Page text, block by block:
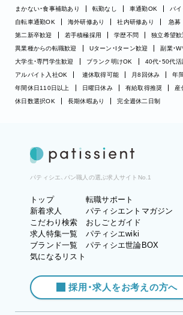
まかない・食事補助あり
転勤なし 車通勤OK
バ
自転車通勤OK
海外研修あり 社内研修あり 急募
第二新卒歓迎
若手積極採用 学歴不問
独立希望歓
異業種からの転職歓迎
Uターン・Iターン歓迎
副業・
大学生・専門学生歓迎
ブランク明けOK
40代・50代活
アルバイト入社OK
連休取得可能 月8回休み
年
年間休日110日以上
日曜日休み 有給取得推奨
産
休日数選択OK
長期休暇あり 完全週休二日制
パティシエ、パン職人の選ぶ求人サイトNo.1
トップ
新着求人
こだわり検索
求人特集一覧
ブランド一覧
気になるリスト
転職サポート
パティシエントマガジン
おしごとガイド
パティシエwiki
パティシエ世論BOX
採用・求人をお考えの方へ